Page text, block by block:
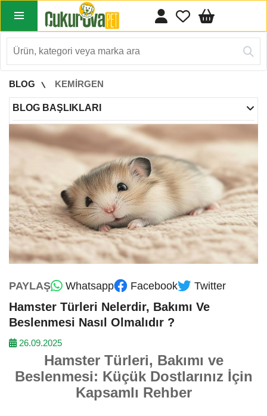
BLOG KEMİRGEN
BLOG BAŞLIKLARI
PAYLAŞ Whatsapp Facebook Twitter
Hamster Türleri Nelerdir, Bakımı Ve
Beslenmesi Nasıl Olmalıdır ?
26.09.2025
Hamster Türleri, Bakımı ve
Beslenmesi: Küçük Dostlarınız İçin
Kapsamlı Rehber